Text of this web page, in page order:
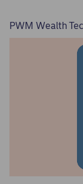
PWM Wealth